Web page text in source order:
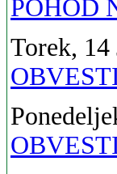
POHOD
Torek,